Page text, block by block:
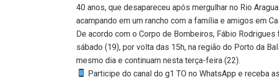
40 anos, que desapareceu após mergulhar no Rio
acampando em um rancho com a família e amigos em
De acordo com o Corpo de Bombeiros, Fábio
sábado (19), por volta das 15h, na região do Porto da
mesmo dia e continuam nesta terça-feira (22).
Participe do canal do g1 TO no WhatsApp e receba